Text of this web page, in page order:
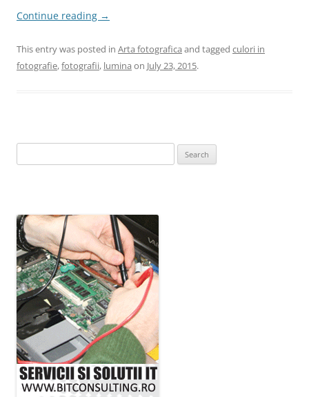
Continue reading →
This entry was posted in Arta fotografica and tagged culori in
fotografie,fotografii, lumina on July 23, 2015.
for: